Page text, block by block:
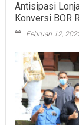
Antisipasi
Konversi BOR
Februari 12,